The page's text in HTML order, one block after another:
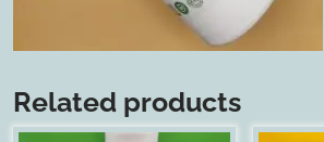
Related products